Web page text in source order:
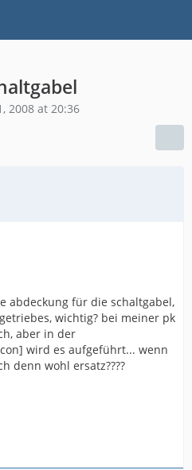
2008 at 20:36
abdeckung für die schaltgabel,
wichtig? bei meiner pk
aber in der
wird es aufgeführt... wenn
denn wohl ersatz????